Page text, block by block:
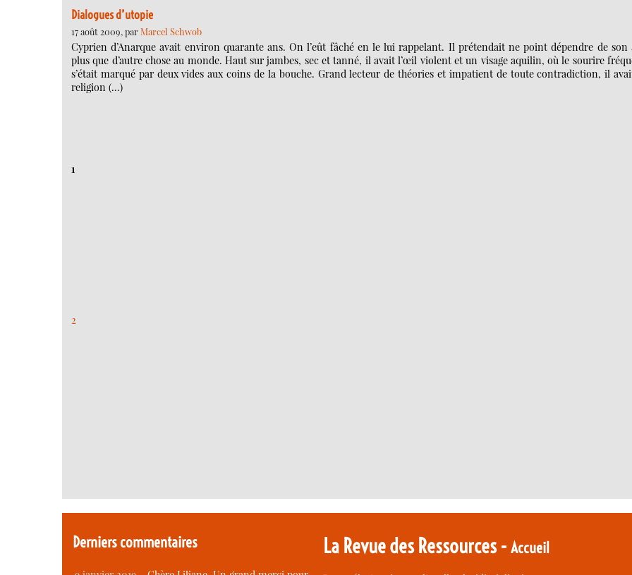
Dialogues d’utopie
17 août 2009, parMarcel Schwob
Cyprien d’Anarque avait environ quarante ans. On l’eût fâché en le lui rappelant. Il prétendait ne point dépendre de son
plus que d’autre chose au monde. Haut sur jambes, sec et tanné, il avait l’œil violent et un visage aquilin, où le sourire
s’était marqué par deux vides aux coins de la bouche. Grand lecteur de théories et impatient de toute contradiction, il
religion (…)
1
2
Derniers commentaires La Revue des Ressources -Accueil